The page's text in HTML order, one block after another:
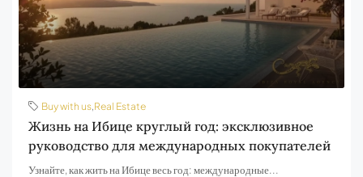
Buy with us,Real Estate
Жизнь на Ибице круглый год: эксклюзивное
руководство для международных покупателей
Узнайте, как жить на Ибице весь год: международные...